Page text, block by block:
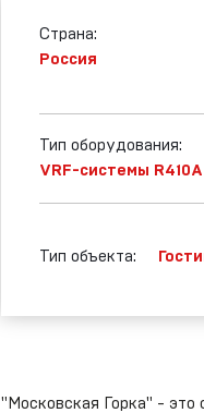
Страна:
Россия
Тип оборудования:
VRF-системы
Тип объекта:
"Московская Горка" - это